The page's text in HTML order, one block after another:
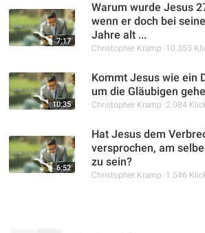
7:17
Warum wurde Jesus
wenn er doch bei
Jahre alt ...
Christopher Kramp 10.353
10:35
Kommt Jesus wie ein
um die Gläubigen
Christopher Kramp 2.084
6:52
Hat Jesus dem
versprochen, am
zu sein?
Christopher Kramp 1.546